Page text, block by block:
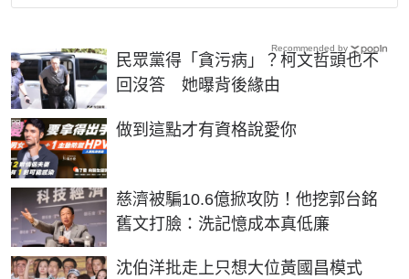
民眾黨得「貪污病」？柯文哲頭也不
回沒答 她曝背後緣由
做到這點才有資格說愛你
PR
慈濟被騙10.6億掀攻防！他挖郭台銘
舊文打臉：洗記憶成本真低廉
沈伯洋批走上只想大位黃國昌模式
Recommended by